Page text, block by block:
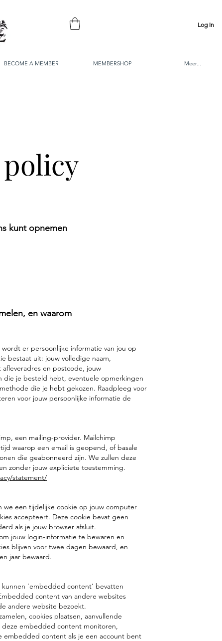
Log In
BECOME A MEMBER MEMBERSHOP Meer...
kunt opnemen
en waarom
er persoonlijke informatie van jou op
bestaat uit: jouw volledige naam,
en postcode, jouw
die je besteld hebt, eventuele opmerkingen
die je hebt gekozen. Raadpleeg voor
voor jouw persoonlijke informatie de
een mailing-provider. Mailchimp
waarop een email is geopend, of basale
die geabonneerd zijn. We zullen deze
zonder jouw expliciete toestemming.
statement/
een tijdelijke cookie op jouw computer
accepteert. Deze cookie bevat geen
als je jouw browser afsluit.
jouw login-informatie te bewaren en
blijven voor twee dagen bewaard, en
jaar bewaard.
’embedded content’ bevatten
content van andere websites
andere website bezoekt.
cookies plaatsen, aanvullende
embedded content monitoren,
embedded content als je een account bent